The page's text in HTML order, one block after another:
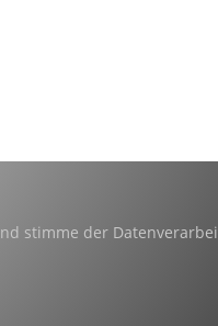
stimme der